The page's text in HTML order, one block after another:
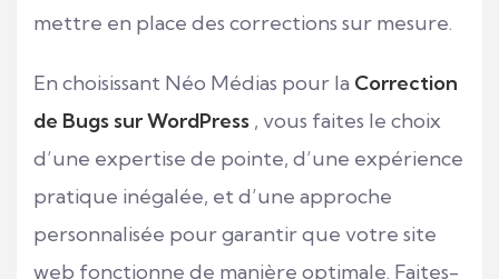
mettre en place des corrections sur mesure.
En choisissant Néo Médias pour la Correction
de Bugs sur WordPress , vous faites le choix
d’une expertise de pointe, d’une expérience
pratique inégalée, et d’une approche
personnalisée pour garantir que votre site
web fonctionne de manière optimale. Faites-